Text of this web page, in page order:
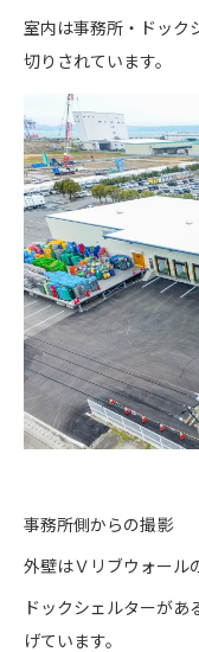
室内は事務所・ドック
切りされています。
事務所側からの撮影
外壁はＶリブウォール
ドックシェルターが
げています。